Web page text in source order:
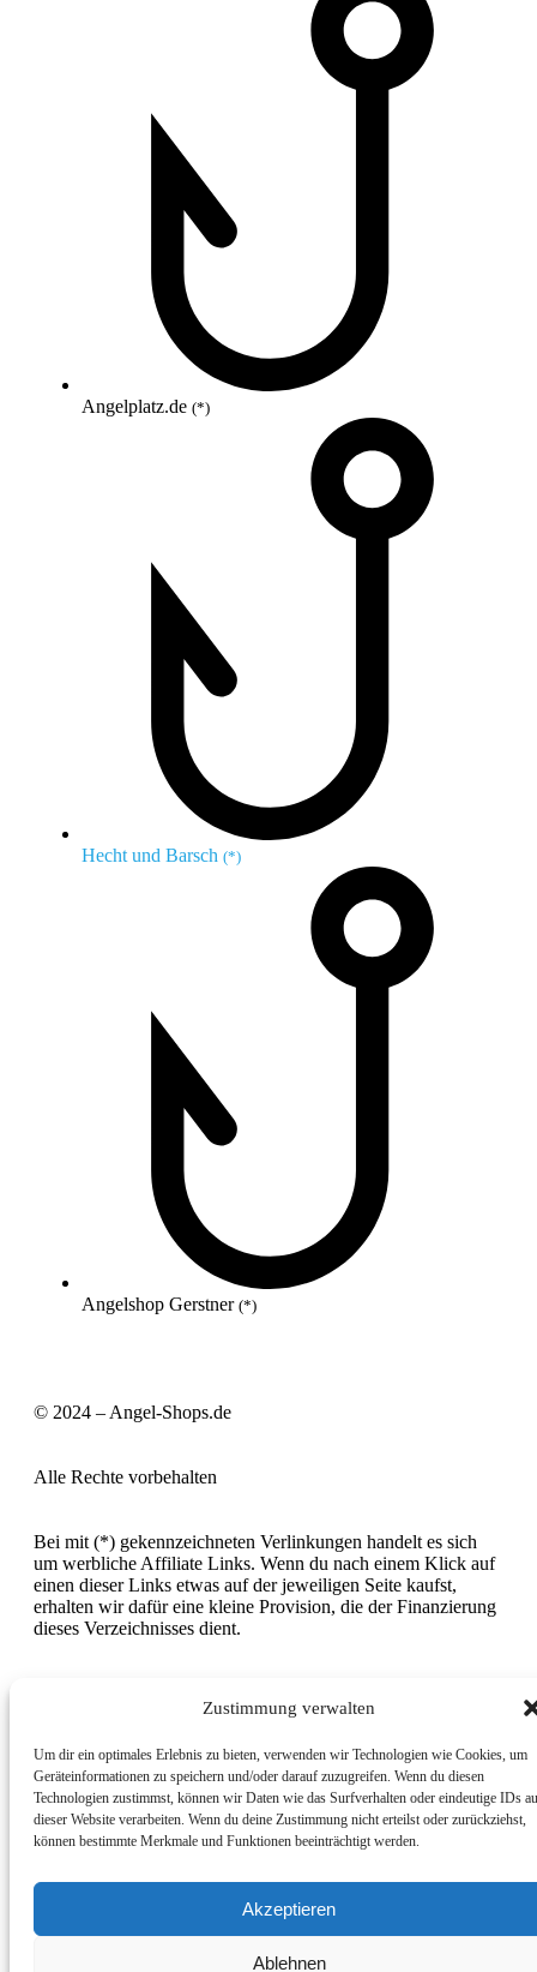
Zustimmung verwalten
Um dir ein optimales Erlebnis zu bieten, verwenden wir Technologien wie Cookies, um
Geräteinformationen zu speichern und/oder darauf zuzugreifen. Wenn du diesen
Technologien zustimmst, können wir Daten wie das Surfverhalten oder eindeutige IDs
dieser Website verarbeiten. Wenn du deine Zustimmung nicht erteilst oder zurückziehst,
können bestimmte Merkmale und Funktionen beeinträchtigt werden.
Akzeptieren
Ablehnen
Angelplatz.de (*)
Hecht und Barsch (*)
Angelshop Gerstner (*)
© 2024 – Angel-Shops.de
Alle Rechte vorbehalten
Bei mit (*) gekennzeichneten Verlinkungen handelt es sich
um werbliche Affiliate Links. Wenn du nach einem Klick auf
einen dieser Links etwas auf der jeweiligen Seite kaufst,
erhalten wir dafür eine kleine Provision, die der Finanzierung
dieses Verzeichnisses dient.